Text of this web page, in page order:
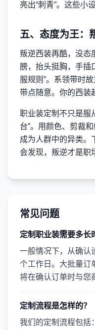
亮出“刺青”。这些小
五、态度为王：
叛逆西装再酷，没态
膀，抬头挺胸，手插
服规则”。系领带时
带点随意。你的西装
职业装定制不只是服
台”。用颜色、剪裁
成为人群中的异类。
会发现，叛逆才是职
常见问题
定制职业装需要多长
一般情况下，从确认
个工作日。大批量订
将在确认订单时与您
定制流程是怎样的？
我们的定制流程包括